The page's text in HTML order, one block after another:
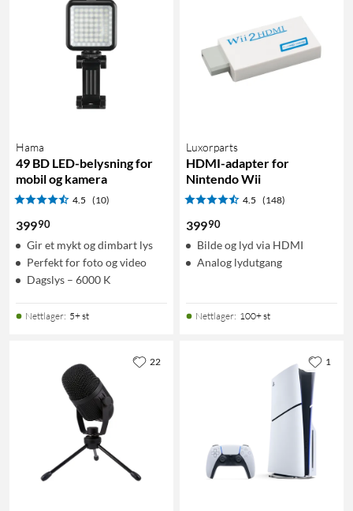
Hama
49 BD LED-belysning for
mobil og kamera
4.5 (10)
39990
Gir et mykt og dimbart lys
Perfekt for foto og video
Dagslys – 6000 K
Nettlager: 5+ st
Luxorparts
HDMI-adapter for
Nintendo Wii
4.5 (148)
39990
Bilde og lyd via HDMI
Analog lydutgang
Nettlager: 100+ st
22 1